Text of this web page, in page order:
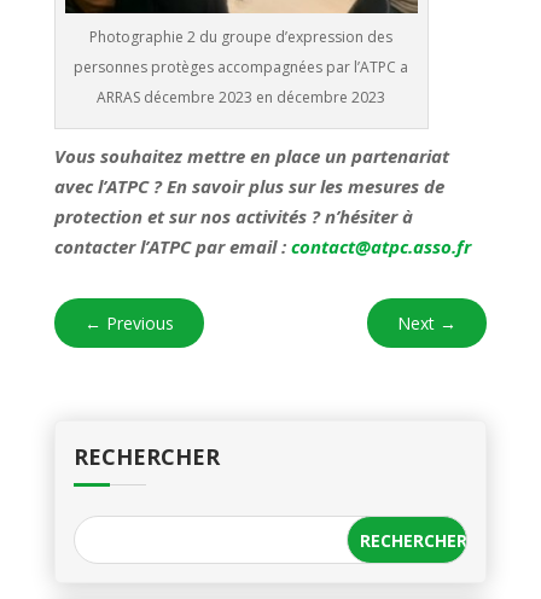
Photographie 2 du groupe d’expression des
personnes protèges accompagnées par l’ATPC a
ARRAS décembre 2023 en décembre 2023
Vous souhaitez mettre en place un partenariat
avec l’ATPC ? En savoir plus sur les mesures de
protection et sur nos activités ? n’hésiter à
contacter l’ATPC par email : contact@atpc.asso.fr
← Previous Next →
RECHERCHER